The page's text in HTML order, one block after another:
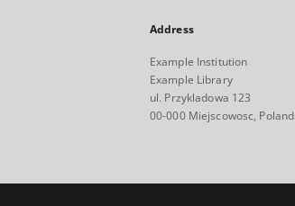
Address
Example Institution
Example Library
ul. Przykladowa 123
00-000 Miejscowosc, Poland